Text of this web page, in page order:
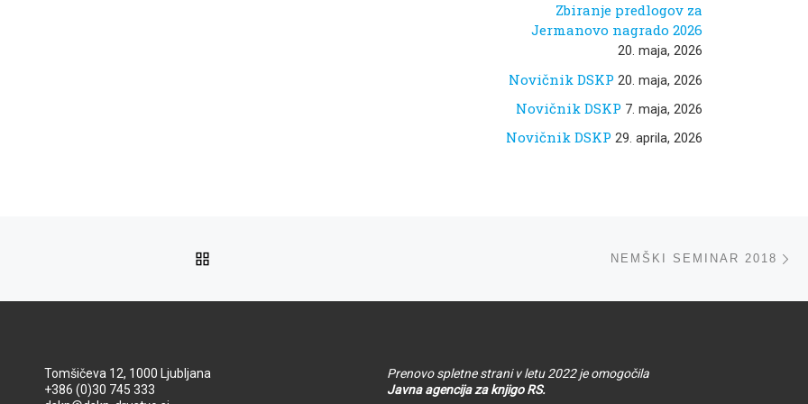
Zbiranje predlogov za
Jermanovo nagrado 2026
20. maja, 2026
Novičnik DSKP 20. maja, 2026
Novičnik DSKP 7. maja, 2026
Novičnik DSKP 29. aprila, 2026
NEMŠKI SEMINAR 2018
Tomšičeva 12, 1000 Ljubljana
+386 (0)30 745 333
Prenovo spletne strani v letu 2022 je omogočila
Javna agencija za knjigo RS.